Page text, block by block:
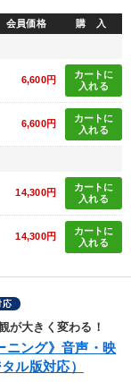
会員価格 購 入
6,600円
カートに
入れる
6,600円
カートに
入れる
14,300円
カートに
入れる
14,300円
カートに
入れる
応
が大きく変わる！
ニング》音声・映
ル版対応）